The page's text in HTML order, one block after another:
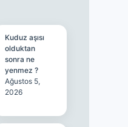
Kuduz aşısı
olduktan
sonra ne
yenmez ?
Ağustos 5,
2026